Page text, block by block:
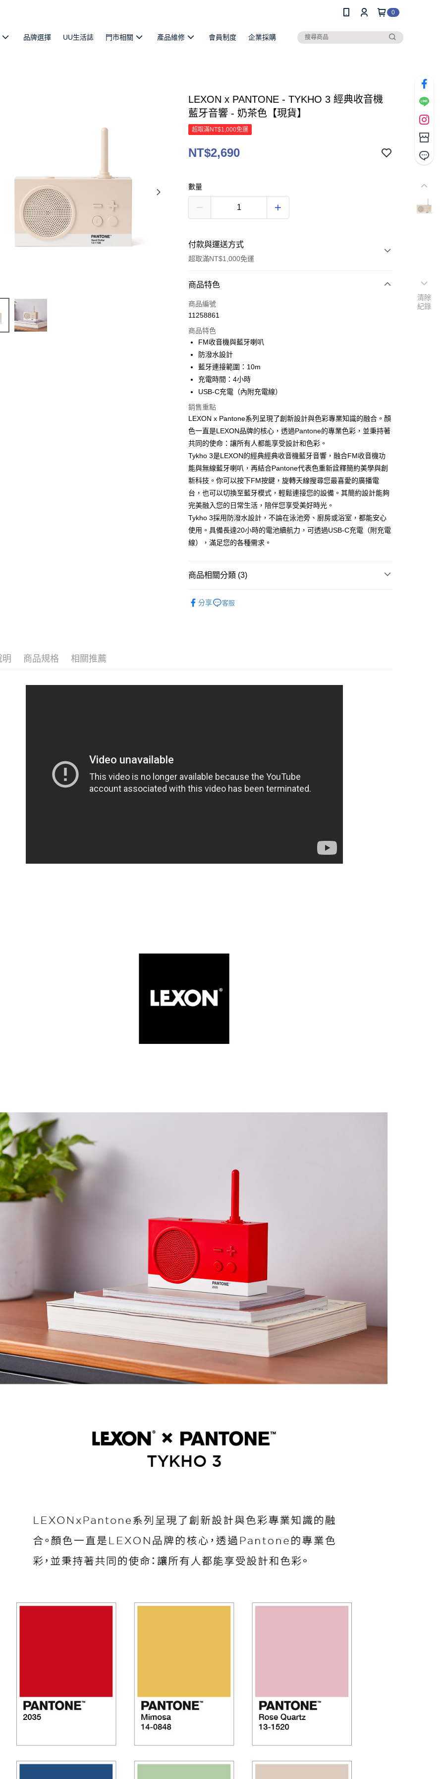
0
品牌選擇 UU生活誌 門市相關 產品維修 會員制度 企業採購
LEXON x PANTONE - TYKHO 3 經典收音機
藍牙音響 - 奶茶色【現貨】
超取滿NT$1,000免運
NT$2,690
數量
付款與運送方式
超取滿NT$1,000免運
付款方式
信用卡一次付款
3 期 0 利率 每期 NT$896
合作金庫商業銀行
華南商業銀行
國泰世華商業銀行
臺灣中小企業銀行
匯豐（台灣）商業銀行
聯邦商業銀行
遠東國際商業銀行
玉山商業銀行
星展（台灣）商業銀行
台新國際商業銀行
中國信託商業銀行
台灣樂天信用卡公司
6 期 0 利率 每期
合作金庫商業銀行
華南商業銀行
上海商業儲蓄銀行
臺灣中小企業銀行
匯豐（台灣）商業銀行
華泰商業銀行
聯邦商業銀行
遠東國際商業銀行
元大商業銀行
永豐商業銀行
台新國際商業銀行
中國信託商業銀行
台灣樂天信用卡公司
LINE Pay
Apple Pay
ATM付款
運送方式
付款後全家取貨
每筆NT$80，滿NT$1,000(含以上)免運費
付款後7-11取貨
每筆NT$80，滿NT$1,000(含以上)免運費
黑貓宅急便
每筆NT$120，滿NT$1,000(含以上)免運費
每筆NT$120，滿NT$1,000(含以上)免運費
商品特色
商品編號
11258861
商品特色
FM收音機與藍牙喇叭
防潑水設計
藍牙連接範圍：10m
充電時間：4小時
USB-C充電（內附充電線）
銷售重點
LEXON x Pantone系列呈現了創新設計與色彩專業知識的融合。顏
色一直是LEXON品牌的核心，透過Pantone的專業色彩，並秉持著
共同的使命：讓所有人都能享受設計和色彩。
Tykho 3是LEXON的經典經典收音機藍牙音響，融合FM收音機功
能與無線藍牙喇叭，再結合Pantone代表色重新詮釋簡約美學與創
新科技。你可以按下FM按鍵，旋轉天線搜尋您最喜愛的廣播電
台，也可以切換至藍牙模式，輕鬆連接您的設備。其簡約設計能夠
完美融入您的日常生活，陪伴您享受美好時光。
Tykho 3採用防潑水設計，不論在泳池旁、廚房或浴室，都能安心
使用。具備長達20小時的電池續航力，可透過USB-C充電（附充電
線），滿足您的各種需求。
商品相關分類 (3)
分享 客服
明 商品規格 相關推薦
清除
紀錄